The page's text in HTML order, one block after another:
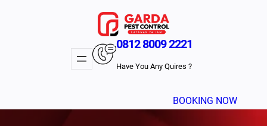
0812 8009 2221
Have You Any Quires ?
BOOKING NOW